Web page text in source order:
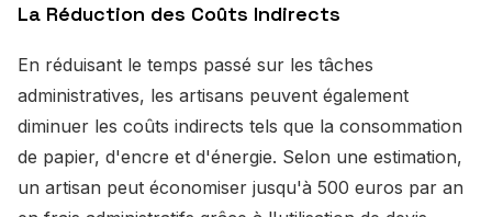
La Réduction des Coûts Indirects
En réduisant le temps passé sur les tâches
administratives, les artisans peuvent également
diminuer les coûts indirects tels que la consommation
de papier, d'encre et d'énergie. Selon une estimation,
un artisan peut économiser jusqu'à 500 euros par an